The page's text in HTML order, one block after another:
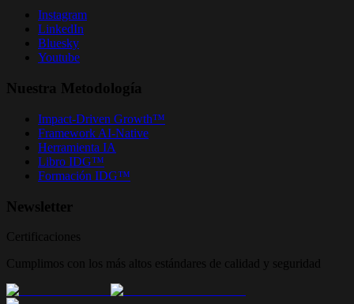
Instagram
LinkedIn
Bluesky
Youtube
Nuestra Metodología
Impact-Driven Growth™
Framework AI-Native
Herramienta IA
Libro IDG™
Formación IDG™
Newsletter
Certificaciones
Cumplimos con los más altos estándares de calidad y seguridad